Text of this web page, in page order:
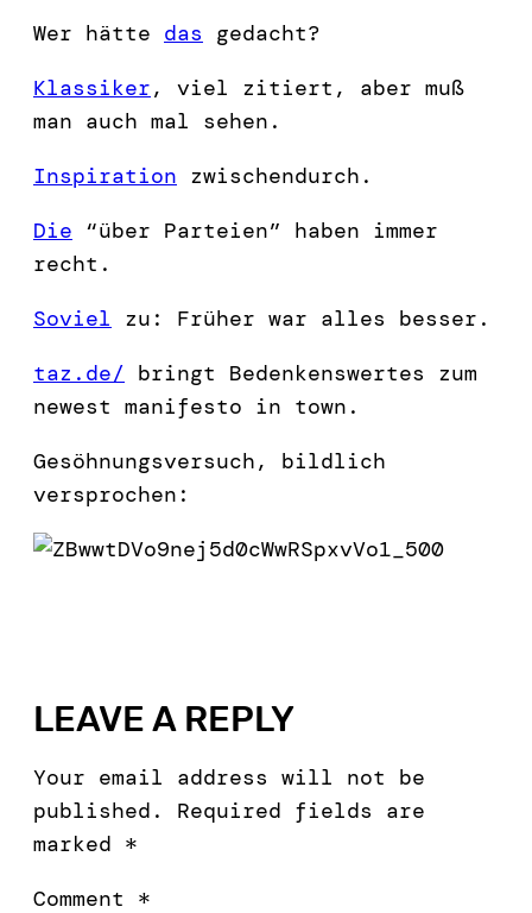
Wer hätte das gedacht?
Klassiker, viel zitiert, aber muß
man auch mal sehen.
Inspiration zwischendurch.
Die “über Parteien” haben immer
recht.
Soviel zu: Früher war alles besser.
taz.de/ bringt Bedenkenswertes zum
newest manifesto in town.
Gesöhnungsversuch, bildlich
versprochen:
LEAVE A REPLY
Your email address will not be
published.
Required fields are
marked *
Comment *